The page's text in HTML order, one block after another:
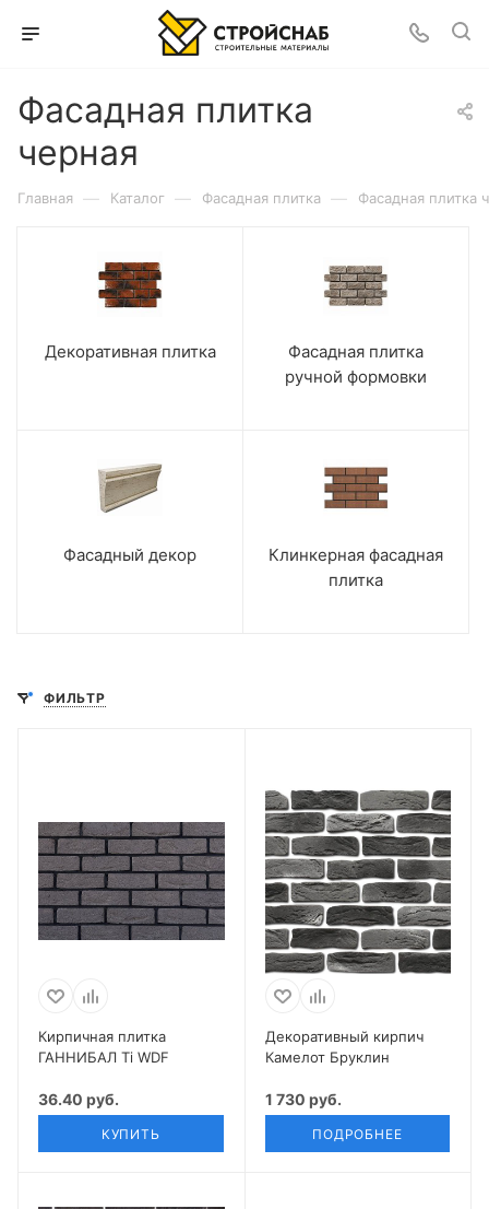
Фасадная плитка
черная
Главная — Каталог — Фасадная плитка — Фасадная плитка
Декоративная плитка
Фасадная плитка
ручной формовки
Фасадный декор
Клинкерная фасадная
плитка
ФИЛЬТР
Кирпичная плитка
ГАННИБАЛ Ti WDF
36.40 руб.
КУПИТЬ
Декоративный кирпич
Камелот Бруклин
1 730 руб.
ПОДРОБНЕЕ